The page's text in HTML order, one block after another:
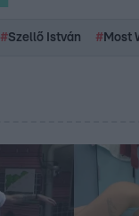
#Szellő István # Most